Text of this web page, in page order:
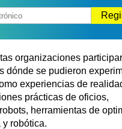
organizaciones
dónde se pudieron
experiencias de
prácticas de oficios,
herramientas de
robótica.